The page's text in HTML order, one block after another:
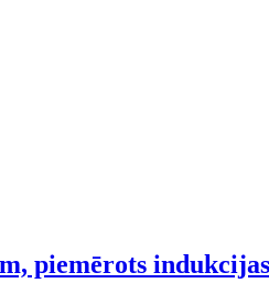
piemērots